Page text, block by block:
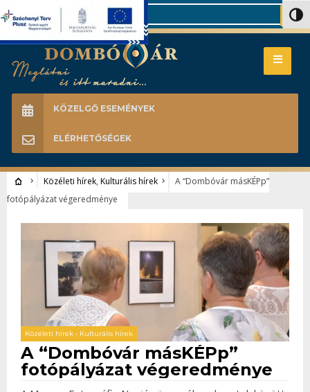
Search
KÖZELGŐ ESEMÉNYEK
ELÉRHETŐSÉGEK
Közéleti hírek, Kulturális hírek
A “Dombóvár másKÉPp”
fotópályázat végeredménye
Közéleti hírek • Kulturális hírek
A “Dombóvár másKÉPp”
fotópályázat végeredménye